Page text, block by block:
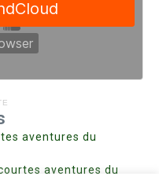
aventures du
aventures du